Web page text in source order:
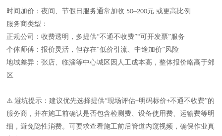
时间加价 ‌：夜间、节假日服务通常加收 ‌ 50–200元‌ 或更高比例
服务商类型 ‌：
正规公司：收费透明，多提供“不通不收费”“可开发票”服务
个体师傅：报价灵活，但存在“低价引流、中途加价”风险
地域差异 ‌：张店、临淄等中心城区因人工成本高，整体报价略高于郊
区
⚠ ️‌避坑提示‌：建议优先选择提供“‌现场评估+明码标价+不通不收费‌”的
服务商，并在施工前确认是否包含检测费、设备使用费、运输费等明
细，避免隐性消费。可要求查看施工前后管道内窥视频，确保作业真